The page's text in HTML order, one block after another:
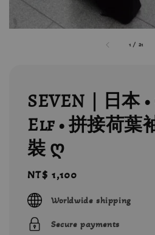
1 / 21
SEVEN｜日本
Elf • 拼接荷葉
裝 ღ
Regular
price
NT$ 1,100
Worldwide shipping
Secure payments